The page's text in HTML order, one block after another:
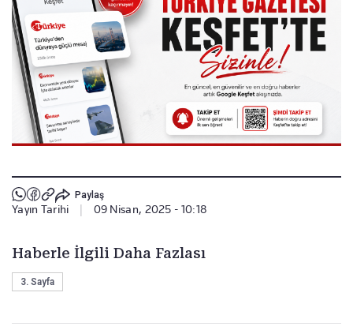
Paylaş
Yayın Tarihi 09 Nisan, 2025 - 10:18
Haberle İlgili Daha Fazlası
3. Sayfa